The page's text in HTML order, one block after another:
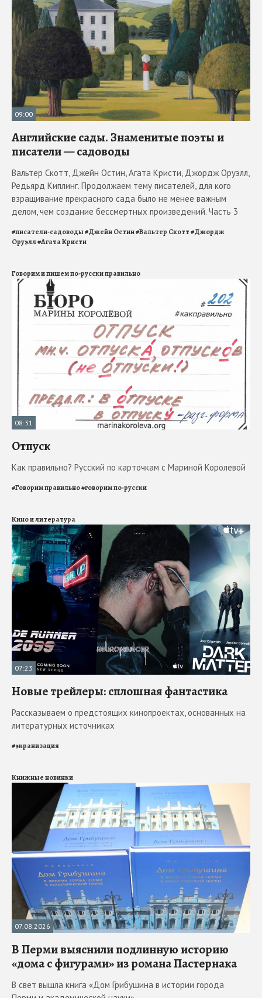
09:00
Английские сады. Знаменитые поэты и
писатели — садоводы
Вальтер Скотт, Джейн Остин, Агата Кристи, Джордж Оруэлл,
Редьярд Киплинг. Продолжаем тему писателей, для кого
взращивание прекрасного сада было не менее важным
делом, чем создание бессмертных произведений. Часть 3
#писатели-садоводы#Джейн Остин#Вальтер Скотт#Джордж
Оруэлл#Агата Кристи
Говорим и пишем по-русски правильно
08:31
Отпуск
Как правильно? Русский по карточкам с Мариной Королевой
#Говорим правильно#говорим по-русски
Кино и литература
07:23
Новые трейлеры: сплошная фантастика
Рассказываем о предстоящих кинопроектах, основанных на
литературных источниках
#экранизация
Книжные новинки
07.08.2026
В Перми выяснили подлинную историю
«дома с фигурами» из романа Пастернака
В свет вышла книга «Дом Грибушина в истории города